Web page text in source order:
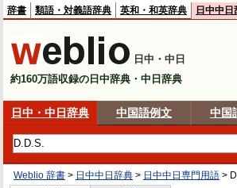
辞書 類語・対義語辞典 英和・和英辞典 日中中日
日中・中日
約160万語収録の日中辞典・中日辞典
日中・中日辞典 中国語例文 中国
Weblio 辞書 > 日中中日辞典 > 日中中日専門用語 >